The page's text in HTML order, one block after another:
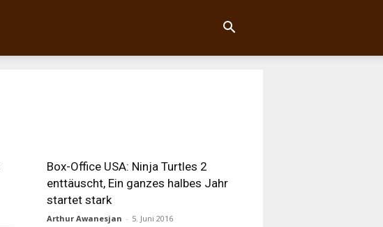
Box-Office USA: Ninja Turtles 2
enttäuscht, Ein ganzes halbes Jahr
startet stark
Arthur Awanesjan - 5. Juni 2016